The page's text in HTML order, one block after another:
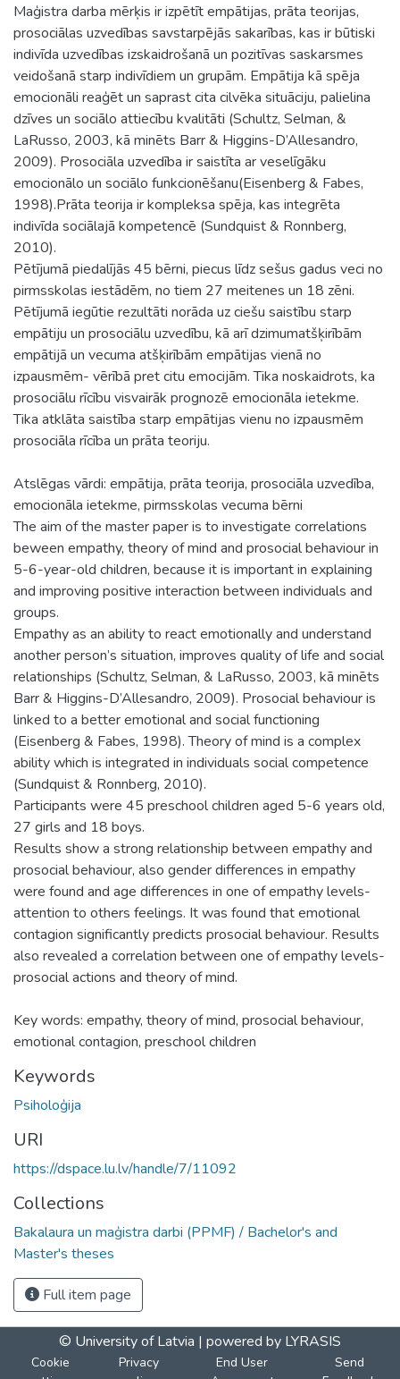
Maģistra darba mērķis ir izpētīt empātijas, prāta teorijas,
prosociālas uzvedības savstarpējās sakarības, kas ir būtiski
indivīda uzvedības izskaidrošanā un pozitīvas saskarsmes
veidošanā starp indivīdiem un grupām. Empātija kā spēja
emocionāli reaģēt un saprast cita cilvēka situāciju, palielina
dzīves un sociālo attiecību kvalitāti (Schultz, Selman, &
LaRusso, 2003, kā minēts Barr & Higgins-D’Allesandro,
2009). Prosociāla uzvedība ir saistīta ar veselīgāku
emocionālo un sociālo funkcionēšanu(Eisenberg & Fabes,
1998).Prāta teorija ir kompleksa spēja, kas integrēta
indivīda sociālajā kompetencē (Sundquist & Ronnberg,
2010).
Pētījumā piedalījās 45 bērni, piecus līdz sešus gadus veci no
pirmsskolas iestādēm, no tiem 27 meitenes un 18 zēni.
Pētījumā iegūtie rezultāti norāda uz ciešu saistību starp
empātiju un prosociālu uzvedību, kā arī dzimumatšķirībām
empātijā un vecuma atšķirībām empātijas vienā no
izpausmēm- vērībā pret citu emocijām. Tika noskaidrots, ka
prosociālu rīcību visvairāk prognozē emocionāla ietekme.
Tika atklāta saistība starp empātijas vienu no izpausmēm
prosociāla rīcība un prāta teoriju.
Atslēgas vārdi: empātija, prāta teorija, prosociāla uzvedība,
emocionāla ietekme, pirmsskolas vecuma bērni
The aim of the master paper is to investigate correlations
beween empathy, theory of mind and prosocial behaviour in
5-6-year-old children, because it is important in explaining
and improving positive interaction between individuals and
groups.
Empathy as an ability to react emotionally and understand
another person’s situation, improves quality of life and social
relationships (Schultz, Selman, & LaRusso, 2003, kā minēts
Barr & Higgins-D’Allesandro, 2009). Prosocial behaviour is
linked to a better emotional and social functioning
(Eisenberg & Fabes, 1998). Theory of mind is a complex
ability which is integrated in individuals social competence
(Sundquist & Ronnberg, 2010).
Participants were 45 preschool children aged 5-6 years old,
27 girls and 18 boys.
Results show a strong relationship between empathy and
prosocial behaviour, also gender differences in empathy
were found and age differences in one of empathy levels-
attention to others feelings. It was found that emotional
contagion significantly predicts prosocial behaviour. Results
also revealed a correlation between one of empathy levels-
prosocial actions and theory of mind.
Key words: empathy, theory of mind, prosocial behaviour,
emotional contagion, preschool children
Keywords
Psiholoģija
URI
https://dspace.lu.lv/handle/7/11092
Collections
Bakalaura un maģistra darbi (PPMF) / Bachelor's and
Master's theses
Full item page
© University of Latvia | powered by LYRASIS
Cookie
Privacy
End User
Send